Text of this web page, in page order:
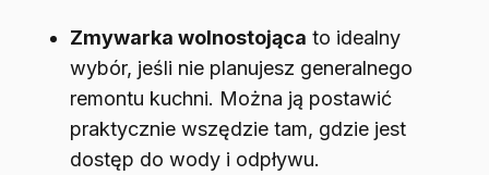
Zmywarka wolnostojąca to idealny
wybór, jeśli nie planujesz generalnego
remontu kuchni. Można ją postawić
praktycznie wszędzie tam, gdzie jest
dostęp do wody i odpływu.